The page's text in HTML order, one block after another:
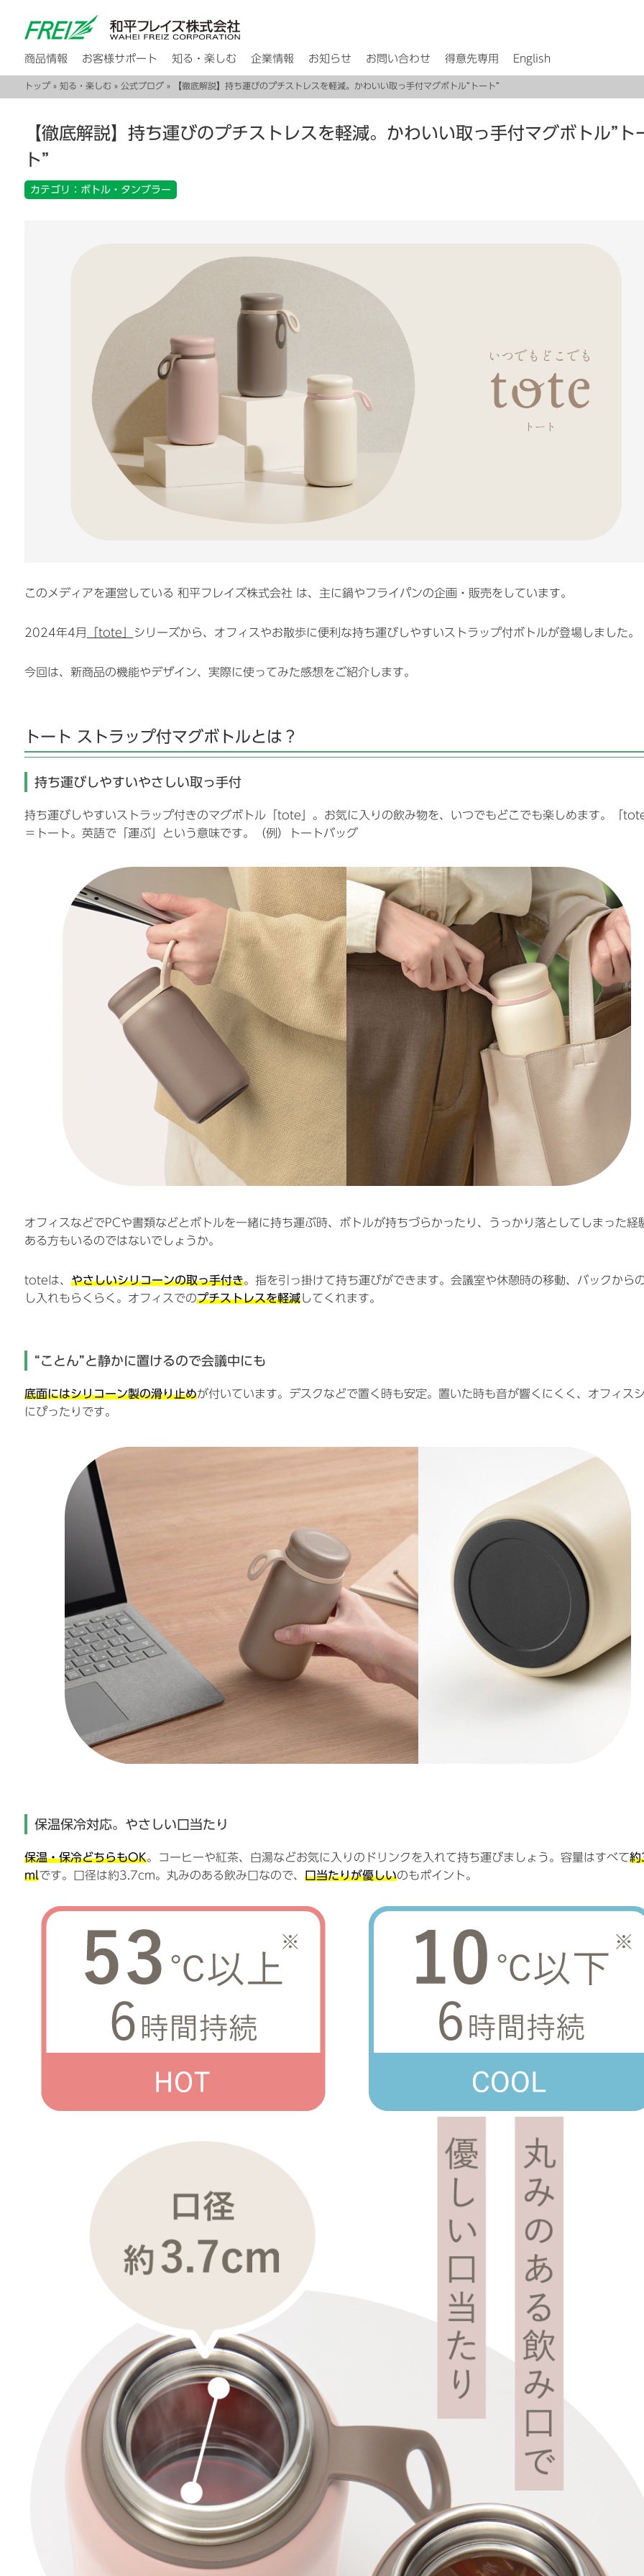
商品情報 お客様サポート 知る・楽しむ 企業情報 お知らせ お問い合わせ 得意先専用 English
トップ» 知る・楽しむ» 公式ブログ» 【徹底解説】持ち運びのプチストレスを軽減。かわいい取っ手付マグボトル”トート”
【徹底解説】持ち運びのプチストレスを軽減。かわいい取っ手付マグボトル”ト
ト”
カテゴリ：ボトル・タンブラー
このメディアを運営している 和平フレイズ株式会社 は、主に鍋やフライパンの企画・販売をしています。
2024年4月 「tote」 シリーズから、オフィスやお散歩に便利な持ち運びしやすいストラップ付ボトルが登場しました。
今回は、新商品の機能やデザイン、実際に使ってみた感想をご紹介します。
トート ストラップ付マグボトルとは？
持ち運びしやすいやさしい取っ手付
持ち運びしやすいストラップ付きのマグボトル「tote」。お気に入りの飲み物を、いつでもどこでも楽しめます。「
＝トート。英語で「運ぶ」という意味です。（例）トートバッグ
オフィスなどでPCや書類などとボトルを一緒に持ち運ぶ時、ボトルが持ちづらかったり、うっかり落としてしまった経
ある方もいるのではないでしょうか。
toteは、 やさしいシリコーンの取っ手付き。指を引っ掛けて持ち運びができます。会議室や休憩時の移動、バックから
し入れもらくらく。オフィスでのプチストレスを軽減してくれます。
“ことん”と静かに置けるので会議中にも
底面にはシリコーン製の滑り止めが付いています。デスクなどで置く時も安定。置いた時も音が響くにくく、オフィス
にぴったりです。
保温保冷対応。やさしい口当たり
保温・保冷どちらもOK。コーヒーや紅茶、白湯などお気に入りのドリンクを入れて持ち運びましょう。容量はすべて
mlです。口径は約3.7cm。丸みのある飲み口なので、 口当たりが優しいのもポイント。